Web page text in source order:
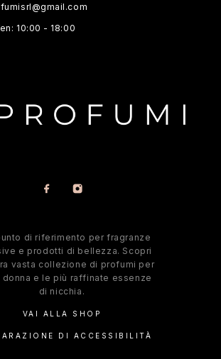
10:00 - 18:00
di riferimento per fragranze
e prodotti di bellezza. Scopri
vasta collezione di profumi per
donna e le più raffinate essenze
di nicchia.
VAI ALLA SHOP
DI ACCESSIBILITÀ